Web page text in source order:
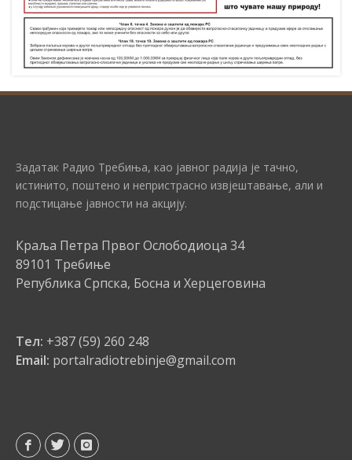
Задатак Радио Требиња, као јавног радија је тачно,
истинито, поштено и непристрасно извјештавање, али и
подстицање јавности на акцију.
Краља Петра Првог Ослободиоца 34
89101 Требиње
Република Српска, Босна и Херцеговина
Тел: +387 (59) 260 248
Email: portalradiotrebinje@gmail.com